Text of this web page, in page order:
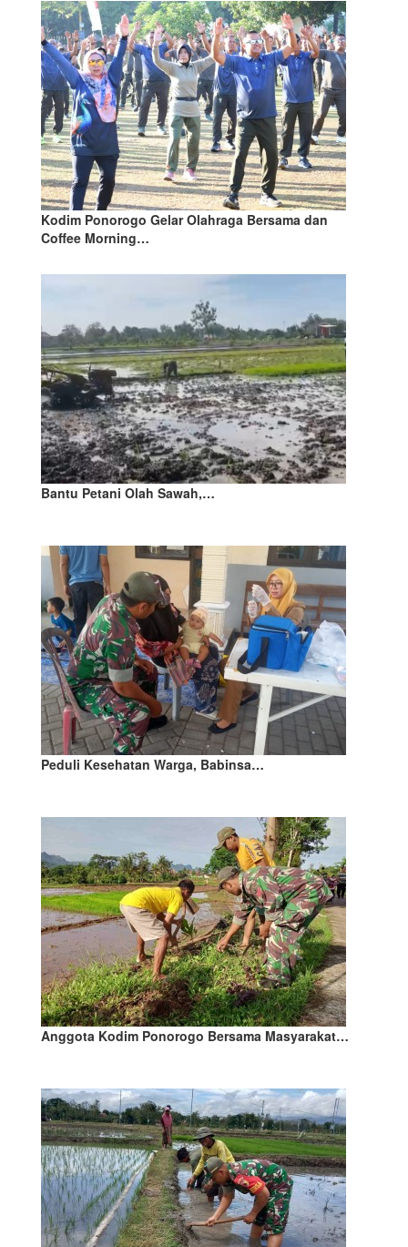
Kodim Ponorogo Gelar Olahraga Bersama dan
Coffee Morning…
Bantu Petani Olah Sawah,…
Peduli Kesehatan Warga, Babinsa…
Anggota Kodim Ponorogo Bersama Masyarakat…